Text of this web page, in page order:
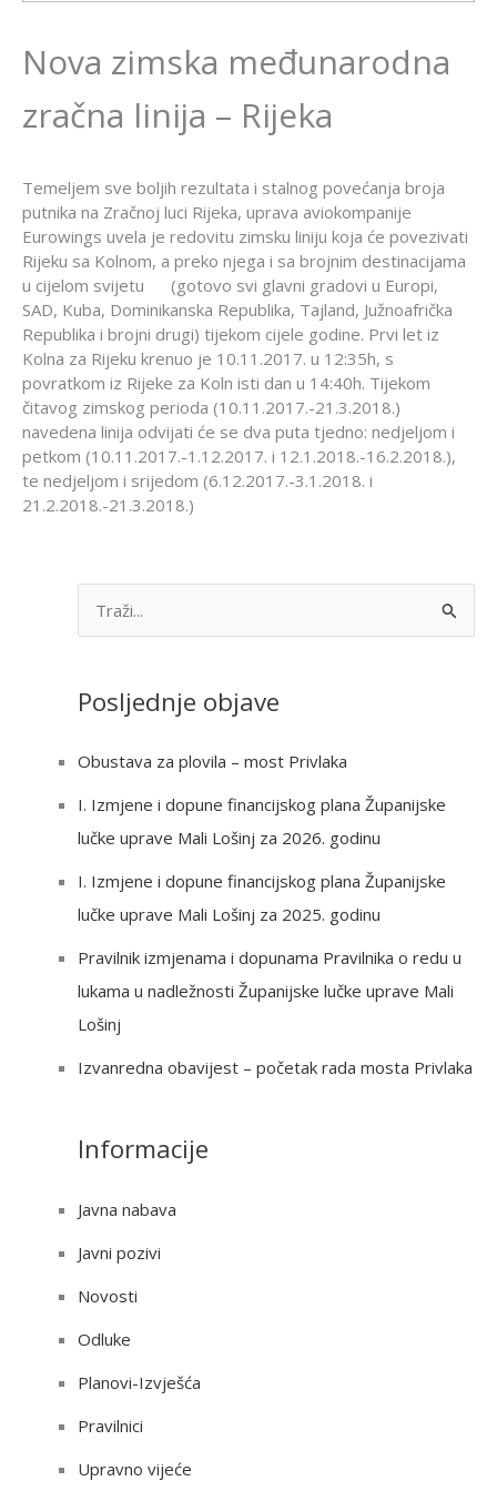
Nova zimska međunarodna
zračna linija – Rijeka
Temeljem sve boljih rezultata i stalnog povećanja broja
putnika na Zračnoj luci Rijeka, uprava aviokompanije
Eurowings uvela je redovitu zimsku liniju koja će povezivati
Rijeku sa Kolnom, a preko njega i sa brojnim destinacijama
u cijelom svijetu (gotovo svi glavni gradovi u Europi,
SAD, Kuba, Dominikanska Republika, Tajland, Južnoafrička
Republika i brojni drugi) tijekom cijele godine. Prvi let iz
Kolna za Rijeku krenuo je 10.11.2017. u 12:35h, s
povratkom iz Rijeke za Koln isti dan u 14:40h. Tijekom
čitavog zimskog perioda (10.11.2017.-21.3.2018.)
navedena linija odvijati će se dva puta tjedno: nedjeljom i
petkom (10.11.2017.-1.12.2017. i 12.1.2018.-16.2.2018.),
te nedjeljom i srijedom (6.12.2017.-3.1.2018. i
21.2.2018.-21.3.2018.)
r
f
o
r
:
Posljednje objave
Obustava za plovila – most Privlaka
I. Izmjene i dopune financijskog plana Županijske
lučke uprave Mali Lošinj za 2026. godinu
I. Izmjene i dopune financijskog plana Županijske
lučke uprave Mali Lošinj za 2025. godinu
Pravilnik izmjenama i dopunama Pravilnika o redu u
lukama u nadležnosti Županijske lučke uprave Mali
Lošinj
Izvanredna obavijest – početak rada mosta Privlaka
Informacije
Javna nabava
Javni pozivi
Novosti
Odluke
Planovi-Izvješća
Pravilnici
Upravno vijeće